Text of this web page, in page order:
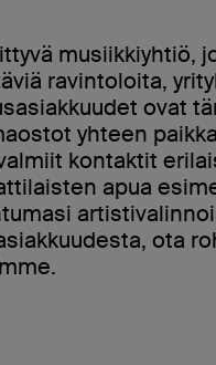
musiikkiyhtiö,
ravintoloita,
ovat
yhteen
kontaktit
apua
ota